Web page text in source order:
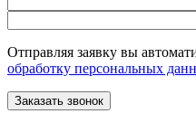
Отправляя заявку вы
обработку персональных